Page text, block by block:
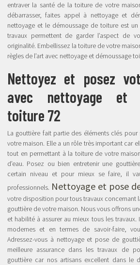
entraver la santé de la toiture de votre
débarrasser, faites appel à nettoyage et
nettoyage et le démoussage de toiture est
travaux permettent de garder l’aspect de
originalité. Embellissez la toiture de votre
règles de l’art avec nettoyage et démoussage
Nettoyez et posez
avec nettoyage et
toiture 72
La gouttière fait partie des éléments clés
votre maison. Elle a un rôle très important car
tout en permettant à la toiture de votre
d’eau. Posez ou bien entretenir une
certain niveau et pour mieux se faire, il
professionnels. Nettoyage et pose
votre disposition pour tous travaux concernant
gouttière de votre maison. Nous vous offrons
et habilité à assurer au mieux tous les travaux.
modernes et en termes de savoir-faire,
Adressez-vous à nettoyage et pose de
meilleure assurance dans les travaux de
gouttière car nos artisans excellent dans le